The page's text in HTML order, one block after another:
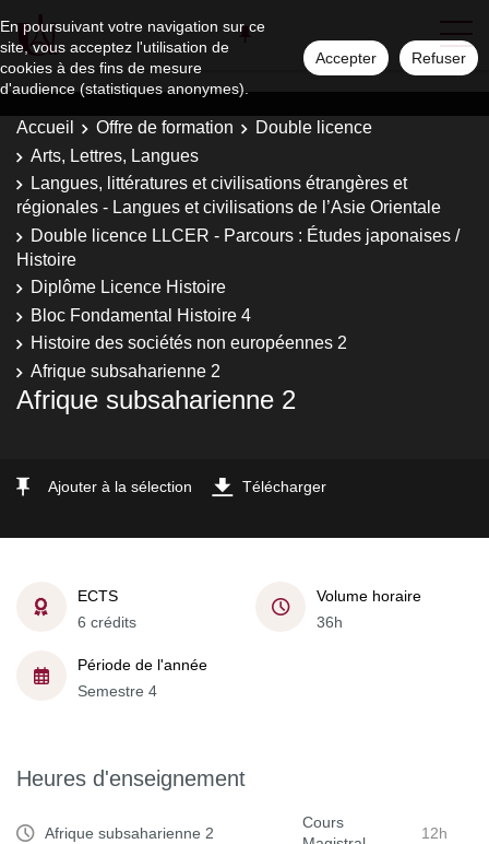
En poursuivant votre navigation sur ce
site, vous acceptez l'utilisation de
cookies à des fins de mesure
d'audience (statistiques anonymes).
Accepter Refuser
Accueil Offre de formation
Double licence
Arts, Lettres, Langues
Langues, littératures et civilisations étrangères et
régionales - Langues et civilisations de l’Asie Orientale
Double licence LLCER - Parcours : Études japonaises /
Histoire
Diplôme Licence Histoire
Bloc Fondamental Histoire 4
Histoire des sociétés non européennes 2
Afrique subsaharienne 2
Afrique subsaharienne 2
Ajouter à la sélection Télécharger
ECTS
6 crédits
Volume horaire
36h
Période de l'année
Semestre 4
Heures d'enseignement
Afrique subsaharienne 2
Cours
12h